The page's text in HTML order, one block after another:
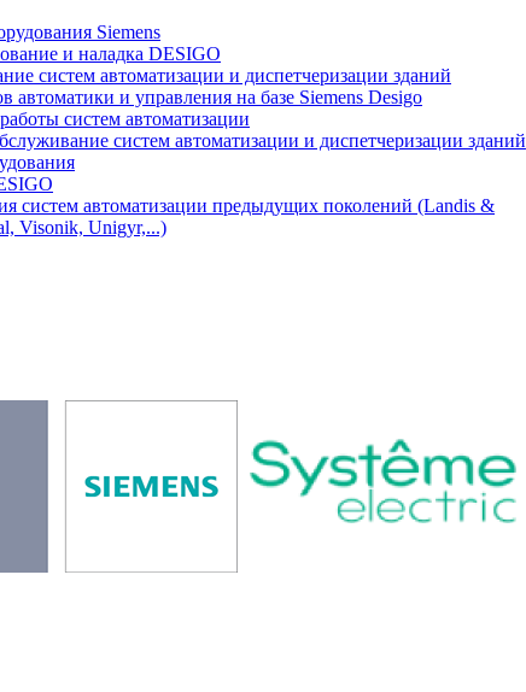
Siemens
и наладка DESIGO
систем автоматизации и диспетчеризации зданий
автоматики и управления на базе Siemens Desigo
систем автоматизации
систем автоматизации и диспетчеризации зданий
систем автоматизации предыдущих поколений (Landis &
Visonik, Unigyr,...)